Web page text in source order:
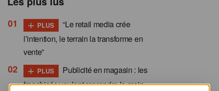
+ PLUS
“Le retail media crée
l’intention, le terrain la transforme en
vente”
+ PLUS
Publicité en magasin : les
franchisés veulent reprendre la main